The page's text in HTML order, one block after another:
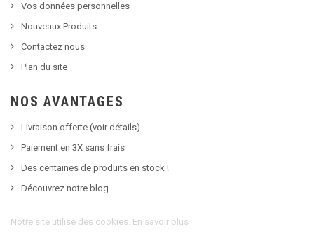
Vos données personnelles
Nouveaux Produits
Contactez nous
Plan du site
NOS AVANTAGES
Livraison offerte (voir détails)
Paiement en 3X sans frais
Des centaines de produits en stock !
Découvrez notre blog
Notre site utilise des cookies. En savoir plus